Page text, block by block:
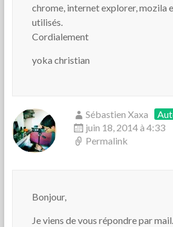
chrome, internet explorer, mozila
utilisés.
Cordialement
yoka christian
Sébastien Xaxa
juin 18, 2014 à 4:33
Permalink
Bonjour,
Je viens de vous répondre par mail.